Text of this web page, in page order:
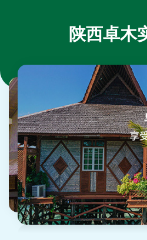
陕西卓木